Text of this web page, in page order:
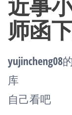
师函
库
自己看吧